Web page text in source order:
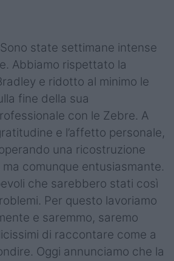
state settimane intense
Abbiamo rispettato la
e ridotto al minimo le
fine della sua
con le Zebre. A
e l’affetto personale,
una ricostruzione
comunque entusiasmante.
che sarebbero stati così
Per questo lavoriamo
e saremmo, saremo
di raccontare come a
Oggi annunciamo che la